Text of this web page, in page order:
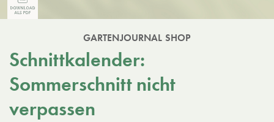
GARTENJOURNAL SHOP
Schnittkalender:
Sommerschnitt nicht
verpassen